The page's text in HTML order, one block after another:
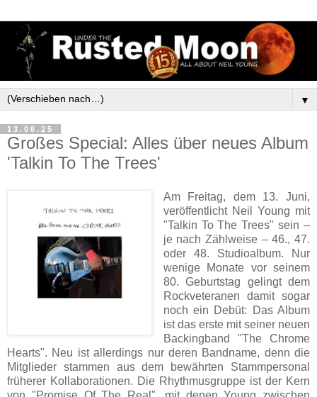
▼
13.06.25
Großes Special: Alles über neues Album
'Talkin To The Trees'
Am Freitag, dem 13. Juni,
veröffentlicht Neil Young mit
"Talkin To The Trees" sein –
je nach Zählweise – 46., 47.
oder 48. Studioalbum. Nur
wenige Monate vor seinem
80. Geburtstag gelingt dem
Rockveteranen damit sogar
noch ein Debüt: Das Album
ist das erste mit seiner neuen
Backingband "The Chrome
Hearts". Neu ist allerdings nur deren Bandname, denn die
Mitglieder stammen aus dem bewährten Stammpersonal
früherer Kollaborationen. Die Rhythmusgruppe ist der Kern